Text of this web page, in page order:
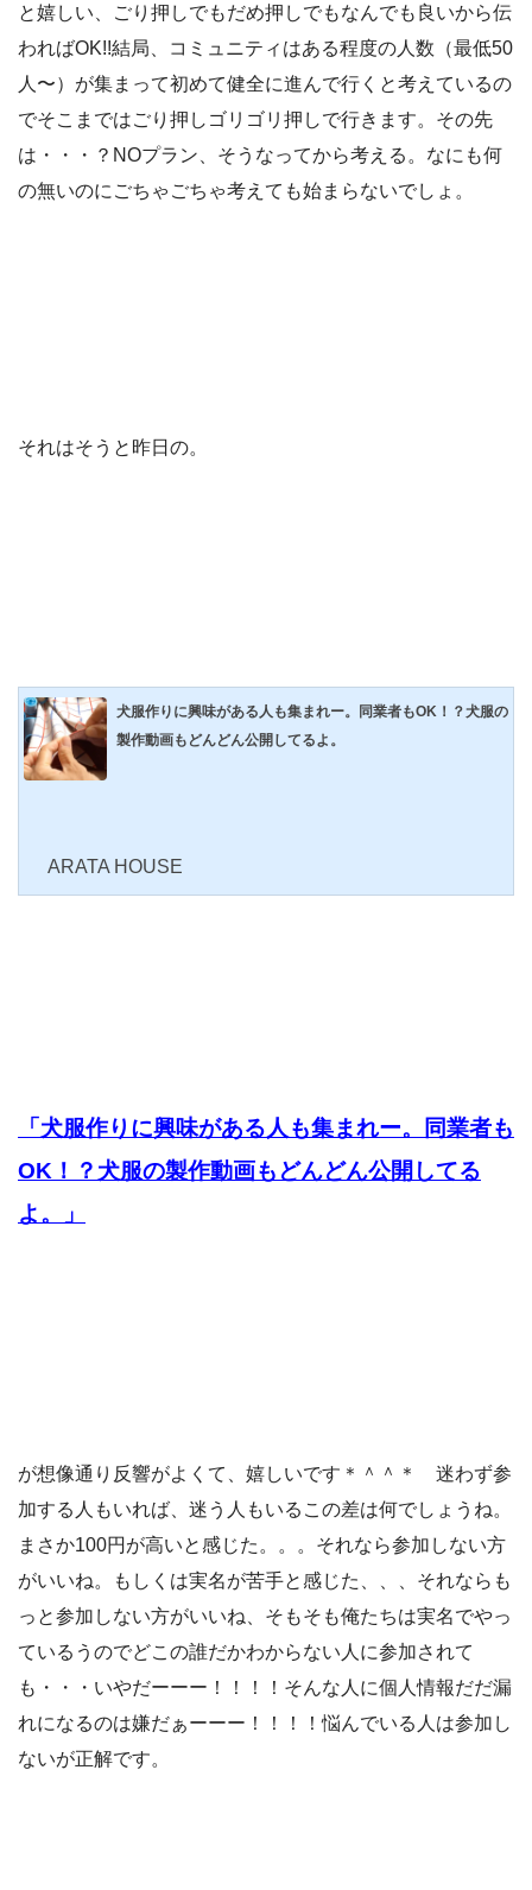
と嬉しい、ごり押しでもだめ押しでもなんでも良いから伝
わればOK!!結局、コミュニティはある程度の人数（最低50
人〜）が集まって初めて健全に進んで行くと考えているの
でそこまではごり押しゴリゴリ押しで行きます。その先
は・・・？NOプラン、そうなってから考える。なにも何
の無いのにごちゃごちゃ考えても始まらないでしょ。
それはそうと昨日の。
犬服作りに興味がある人も集まれー。同業者もOK！？犬服の
製作動画もどんどん公開してるよ。
ARATA HOUSE
「犬服作りに興味がある人も集まれー。同業者も
OK！？犬服の製作動画もどんどん公開してる
よ。」
が想像通り反響がよくて、嬉しいです＊＾＾＊ 迷わず参
加する人もいれば、迷う人もいるこの差は何でしょうね。
まさか100円が高いと感じた。。。それなら参加しない方
がいいね。もしくは実名が苦手と感じた、、、それならも
っと参加しない方がいいね、そもそも俺たちは実名でやっ
ているうのでどこの誰だかわからない人に参加されて
も・・・いやだーーー！！！！そんな人に個人情報だだ漏
れになるのは嫌だぁーーー！！！！悩んでいる人は参加し
ないが正解です。